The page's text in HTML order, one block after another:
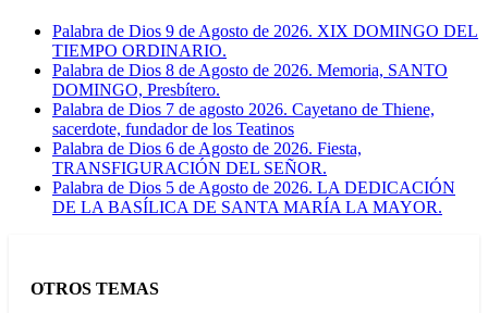
Palabra de Dios 9 de Agosto de 2026. XIX DOMINGO DEL
TIEMPO ORDINARIO.
Palabra de Dios 8 de Agosto de 2026. Memoria, SANTO
DOMINGO, Presbítero.
Palabra de Dios 7 de agosto 2026. Cayetano de Thiene,
sacerdote, fundador de los Teatinos
Palabra de Dios 6 de Agosto de 2026. Fiesta,
TRANSFIGURACIÓN DEL SEÑOR.
Palabra de Dios 5 de Agosto de 2026. LA DEDICACIÓN
DE LA BASÍLICA DE SANTA MARÍA LA MAYOR.
OTROS TEMAS